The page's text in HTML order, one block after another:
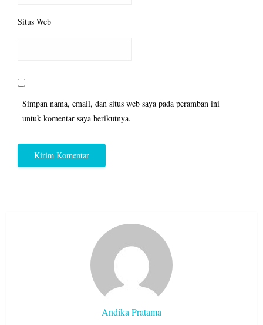
Situs Web
Simpan nama, email, dan situs web saya pada peramban ini
untuk komentar saya berikutnya.
Andika Pratama